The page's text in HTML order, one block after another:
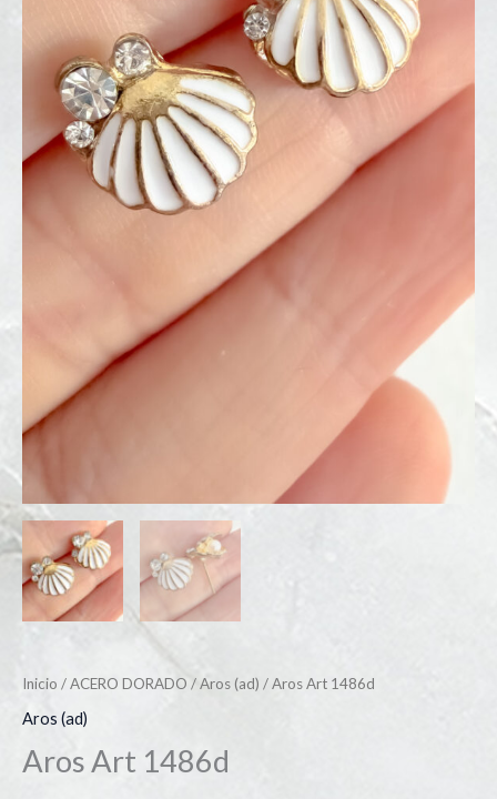
Inicio /ACERO DORADO /Aros (ad) / Aros Art 1486d
Aros (ad)
Aros Art 1486d